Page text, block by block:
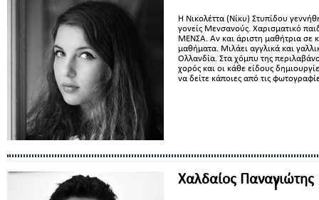
Η Νικολέττα (Νίκυ) Στυπίδου
γονείς Μενσανούς. Χαρισματικό
ΜΕΝΣΑ. Αν και άριστη μαθήτρια σε
μαθήματα. Μιλάει αγγλικά και
Ολλανδία. Στα χόμπυ της
χορός και οι κάθε είδους
να δείτε κάποιες από τις
Χαλδαίος Παναγιώτης